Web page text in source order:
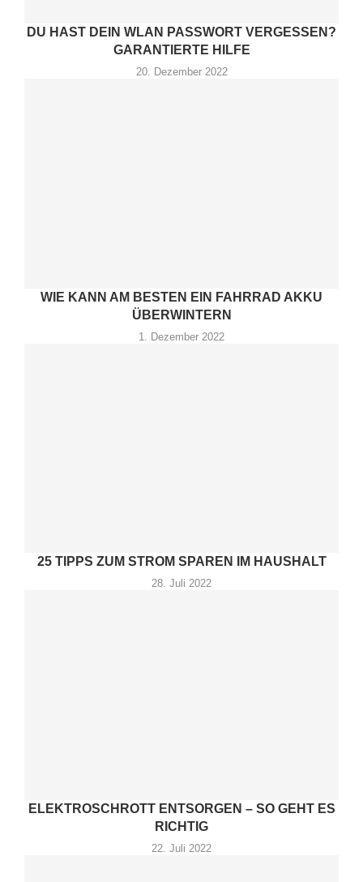
DU HAST DEIN WLAN PASSWORT VERGESSEN?
GARANTIERTE HILFE
20. Dezember 2022
WIE KANN AM BESTEN EIN FAHRRAD AKKU
ÜBERWINTERN
1. Dezember 2022
25 TIPPS ZUM STROM SPAREN IM HAUSHALT
28. Juli 2022
ELEKTROSCHROTT ENTSORGEN – SO GEHT ES
RICHTIG
22. Juli 2022